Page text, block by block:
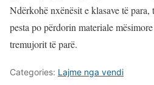
Ndërkohë nxënësit e klasave të para,
pesta po përdorin materiale
tremujorit të parë.
Categories: Lajme nga vendi